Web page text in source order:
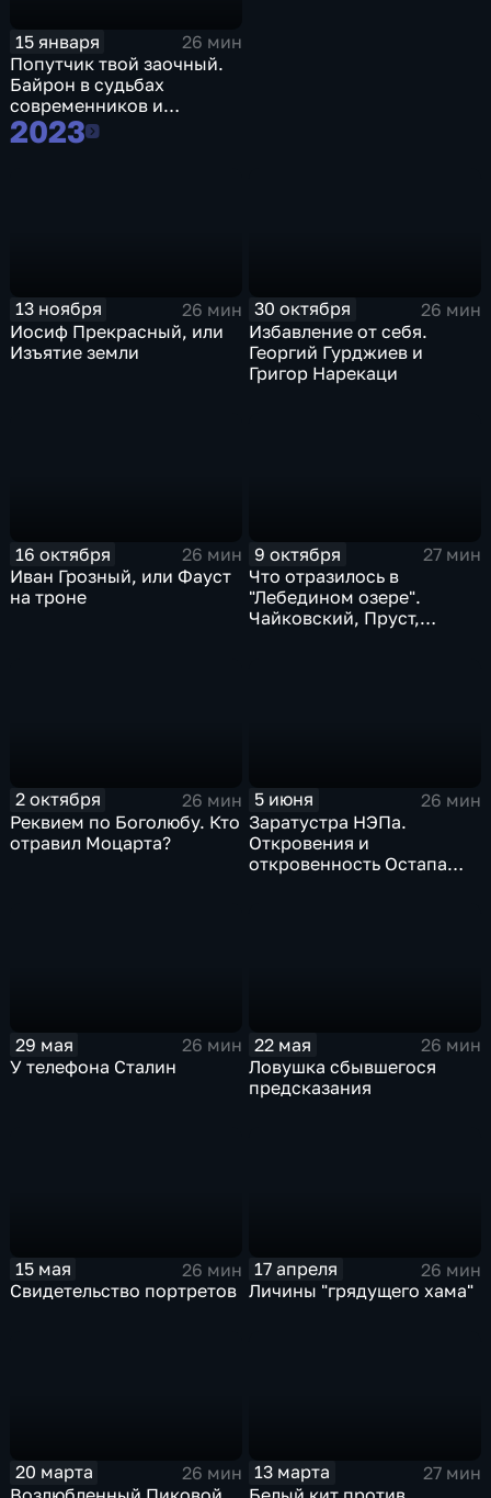
15 января
26 мин
Попутчик твой заочный.
Байрон в судьбах
современников и
потомков
20232023
13 ноября
26 мин
Иосиф Прекрасный, или
Изъятие земли
30 октября
26 мин
Избавление от себя.
Георгий Гурджиев и
Григор Нарекаци
16 октября
26 мин
Иван Грозный, или Фауст
на троне
9 октября
27 мин
Что отразилось в
"Лебедином озере".
Чайковский, Пруст,
2 октября
26 мин
Реквием по Боголюбу. Кто
отравил Моцарта?
5 июня
26 мин
Заратустра НЭПа.
Откровения и
откровенность Остапа
29 мая
26 мин
У телефона Сталин
22 мая
26 мин
Ловушка сбывшегося
предсказания
15 мая
26 мин
Свидетельство портретов
17 апреля
26 мин
Личины "грядущего хама"
20 марта
26 мин
13 марта
27 мин